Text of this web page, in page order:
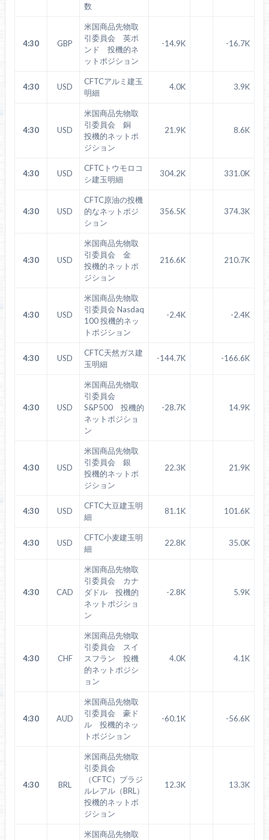
数
4:30 GBP
米国商品先物取
引委員会 英ポ
ンド 投機的ネ
ットポジション
-14.9K -16.7K
4:30 USD
CFTCアルミ建玉
明細
4.0K 3.9K
4:30 USD
米国商品先物取
引委員会 銅
投機的ネットポ
ジション
21.9K 8.6K
4:30 USD
CFTCトウモロコ
シ建玉明細
304.2K 331.0K
4:30 USD
CFTC原油の投機
的なネットポジ
ション
356.5K 374.3K
4:30 USD
米国商品先物取
引委員会 金
投機的ネットポ
ジション
216.6K 210.7K
4:30 USD
米国商品先物取
引委員会 Nasdaq
100 投機的ネッ
トポジション
-2.4K -2.4K
4:30 USD
CFTC天然ガス建
玉明細
-144.7K -166.6K
4:30 USD
米国商品先物取
引委員会
S&P500 投機的
ネットポジショ
ン
-28.7K 14.9K
4:30 USD
米国商品先物取
引委員会 銀
投機的ネットポ
ジション
22.3K 21.9K
4:30 USD
CFTC大豆建玉明
細
81.1K 101.6K
4:30 USD
CFTC小麦建玉明
細
22.8K 35.0K
4:30 CAD
米国商品先物取
引委員会 カナ
ダドル 投機的
ネットポジショ
ン
-2.8K 5.9K
4:30 CHF
米国商品先物取
引委員会 スイ
スフラン 投機
的ネットポジシ
ョン
4.0K 4.1K
4:30 AUD
米国商品先物取
引委員会 豪ド
ル 投機的ネッ
トポジション
-60.1K -56.6K
4:30 BRL
米国商品先物取
引委員会
（CFTC）ブラジ
ルレアル（BRL）
投機的ネットポ
ジション
12.3K 13.3K
米国商品先物取